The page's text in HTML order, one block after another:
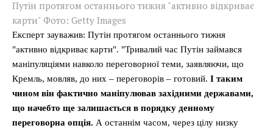
Путін протягом останнього тижня "активно відкриває
карти" Фото: Getty Images
Експерт зауважив: Путін протягом останнього тижня
"активно відкриває карти". "Тривалий час Путін займався
маніпуляціями навколо переговорної теми, заявляючи, що
Кремль, мовляв, до них – переговорів – готовий. І таким
чином він фактично маніпулював західними державами,
що начебто ще залишається в порядку денному
переговорна опція. А останнім часом, через цілу низку